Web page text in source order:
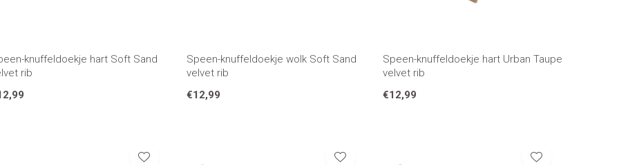
knuffeldoekje hart Soft Sand
rib
Speen-knuffeldoekje wolk Soft Sand
velvet rib
€12,99
Speen-knuffeldoekje hart Urban Taupe
velvet rib
€12,99